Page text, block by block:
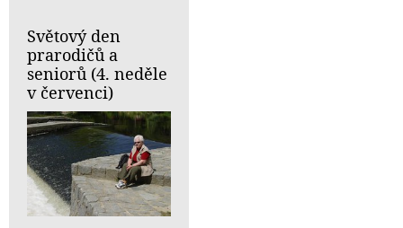
Světový den
prarodičů a
seniorů (4. neděle
v červenci)